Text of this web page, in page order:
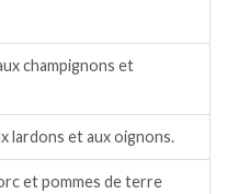
champignons et
lardons et aux oignons.
et pommes de terre